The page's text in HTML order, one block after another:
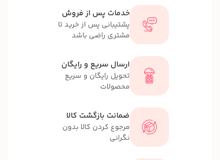
خدمات پس از فروش
پشتیبانی پس از خرید تا
مشتری راضی باشد
ارسال سریع و رایگان
تحویل رایگان و سریع
محصولات
ضمانت بازگشت کالا
مرجوع کردن کالا بدون
نگرانی